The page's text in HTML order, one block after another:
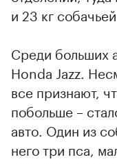
и 23 кг
Среди больших
Honda Jazz.
все признают,
побольше –
авто. Один из
него три пса,